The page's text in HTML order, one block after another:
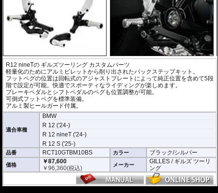
R12 nineTの ギルズツーリング カスタムパーツ
軽量化のためにアルミビレットから削り出されたバックステップキット。
フットペグの位置は回転式のアジャストプレートによって純正位置を含めて5段
階で設定が可能。快適でスポーティなライディングが楽しめます。
ブレーキペダルとシフトペダルのペグも位置調整が可能。
可倒式フットペグを標準装備。
アルミ製ヒールガード付属。
適合車種
BMW
R 12 ('24-)
R 12 nineT ('24-)
R 12 S ('25-)
品番 RCT10GTBM10BS カラー ブラック/シルバー
価格
￥87,600
￥96,360(税込) メーカー
GILLES / ギルズ ツーリ
ング